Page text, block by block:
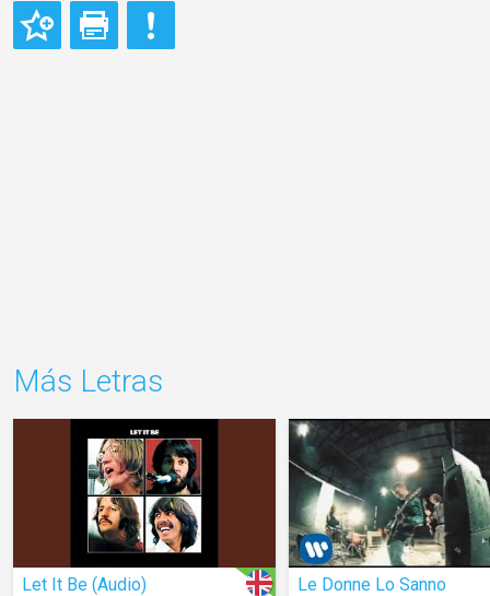
Más Letras
Let It Be (Audio) Le Donne Lo Sanno